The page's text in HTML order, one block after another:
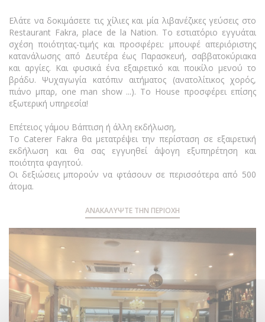
Ελάτε να δοκιμάσετε τις χίλιες και μία λιβανέζικες γεύσεις στο
Restaurant Fakra, place de la Nation. Το εστιατόριο εγγυάται
σχέση ποιότητας-τιμής και προσφέρει: μπουφέ απεριόριστης
κατανάλωσης από Δευτέρα έως Παρασκευή, σαββατοκύριακα
και αργίες. Και φυσικά ένα εξαιρετικό και ποικίλο μενού το
βράδυ. Ψυχαγωγία κατόπιν αιτήματος (ανατολίτικος χορός,
πιάνο μπαρ, one man show ...). Το House προσφέρει επίσης
εξωτερική υπηρεσία!
Επέτειος γάμου Βάπτιση ή άλλη εκδήλωση,
Το Caterer Fakra θα μετατρέψει την περίσταση σε εξαιρετική
εκδήλωση και θα σας εγγυηθεί άψογη εξυπηρέτηση και
ποιότητα φαγητού.
Οι δεξιώσεις μπορούν να φτάσουν σε περισσότερα από 500
άτομα.
ΑΝΑΚΑΛΎΨΤΕ ΤΗΝ ΠΕΡΙΟΧΉ